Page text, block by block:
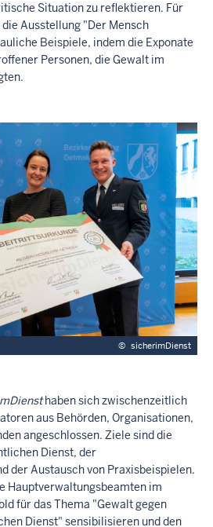
Situation zu reflektieren. Für
Ausstellung "Der Mensch
Beispiele, indem die Exponate
Personen, die Gewalt im
© sicherimDienst
haben sich zwischenzeitlich
aus Behörden, Organisationen,
angeschlossen. Ziele sind die
Dienst, der
der Austausch von Praxisbeispielen.
Hauptverwaltungsbeamten im
für das Thema "Gewalt gegen
Dienst" sensibilisieren und den